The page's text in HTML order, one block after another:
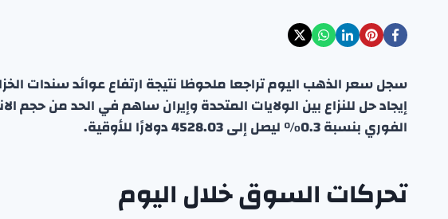
سجل سعر الذهب اليوم تراجعا ملحوظا نتيجة ارتفاع عوائد سندات
إيجاد حل للنزاع بين الولايات المتحدة وإيران ساهم في الحد من
الفوري بنسبة 0.3% ليصل إلى 4528.03 دولارًا للأوقية.
تحركات السوق خلال اليوم